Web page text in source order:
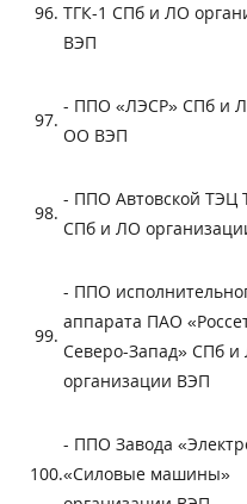
96. ТГК-1 СПб и ЛО
ВЭП
97.
- ППО «ЛЭСР» СПб и
ОО ВЭП
98.
- ППО Автовской ТЭЦ
СПб и ЛО
99.
- ППО
аппарата ПАО
Северо-Запад» СПб и
организации ВЭП
100.
- ППО Завода
«Силовые машины»